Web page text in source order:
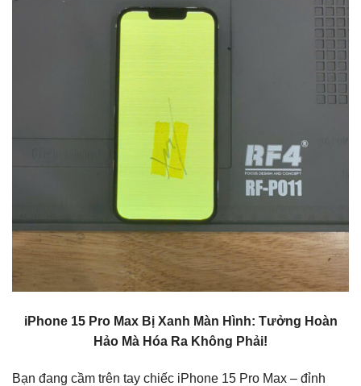
iPhone 15 Pro Max Bị Xanh Màn Hình: Tưởng Hoàn
Hảo Mà Hóa Ra Không Phải!
Bạn đang cầm trên tay chiếc iPhone 15 Pro Max – đỉnh